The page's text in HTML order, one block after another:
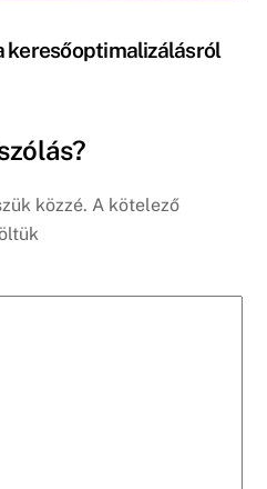
keresőoptimalizálásról
közzé. A kötelező